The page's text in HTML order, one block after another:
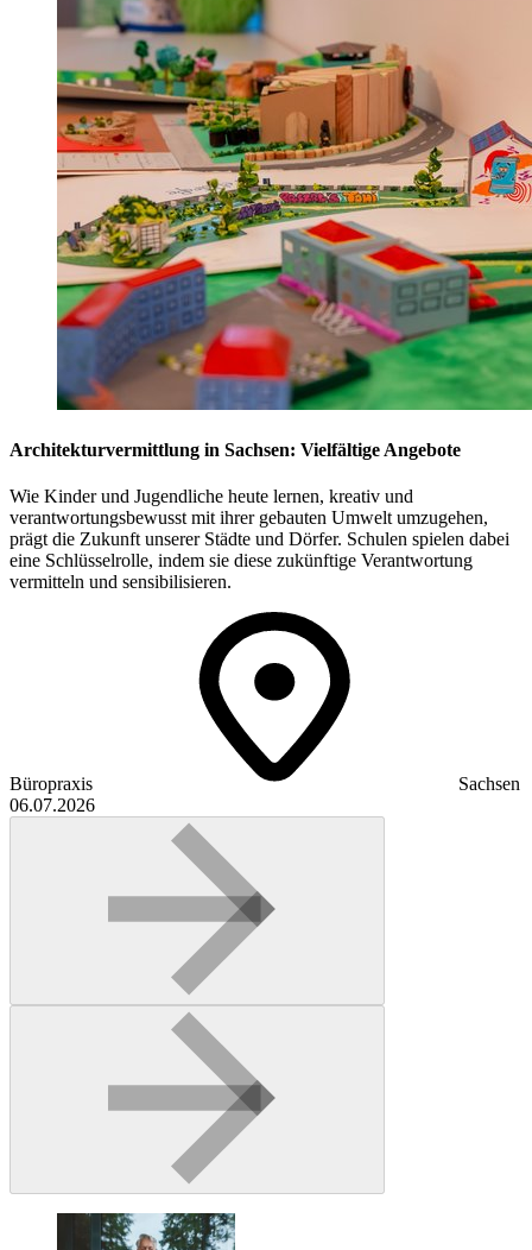
Architekturvermittlung in Sachsen: Vielfältige Angebote
Wie Kinder und Jugendliche heute lernen, kreativ und
verantwortungsbewusst mit ihrer gebauten Umwelt umzugehen,
prägt die Zukunft unserer Städte und Dörfer. Schulen spielen dabei
eine Schlüsselrolle, indem sie diese zukünftige Verantwortung
vermitteln und sensibilisieren.
Büropraxis
Sachsen
06.07.2026